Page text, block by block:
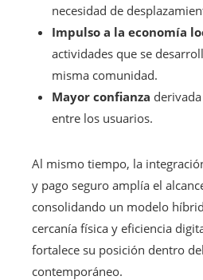
necesidad de
Impulso a la economía
actividades que se
misma comunidad.
Mayor confianza
entre los usuarios.
Al mismo tiempo, la
y pago seguro amplía el
consolidando un modelo
cercanía física y eficiencia
fortalece su posición dentro
contemporáneo.